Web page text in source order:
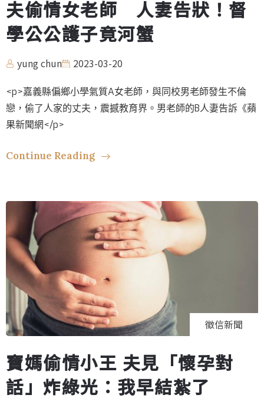
夫偷情女老師 人妻告狀！督
學公公護子竟河蟹
yung chun 2023-03-20
<p>嘉義縣偏鄉小學氣質A女老師，與同校男老師發生不倫
戀，偷了人家的丈夫，震撼教育界。男老師的B人妻告訴《蘋
果新聞網</p>
Continue Reading
徵信新聞
寶媽偷情小王 夫見「懷孕對
話」炸綠光：我早結紮了